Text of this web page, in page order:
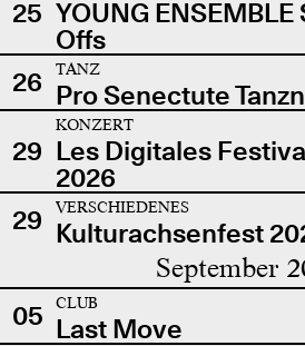
25 YOUNG ENSEMBLE
Offs
26
TANZ
Pro Senectute
29
KONZERT
Les Digitales
2026
29 VERSCHIEDENES
Kulturachsenfest
September
05 CLUB
Last Move